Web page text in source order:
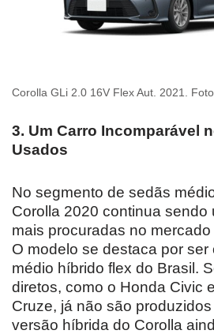
Corolla GLi 2.0 16V Flex Aut. 2021.
3. Um Carro Incomparável
Usados
No segmento de sedãs
Corolla 2020 continua sendo
mais procuradas no
O modelo se destaca por ser
médio híbrido flex do Brasil.
diretos, como o Honda Civic
Cruze, já não são
versão híbrida do Corolla